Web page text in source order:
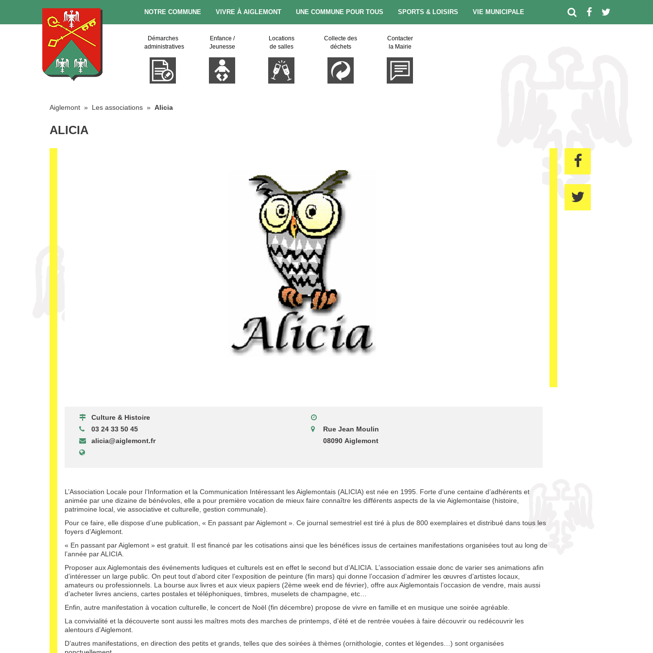
NOTRE COMMUNE VIVRE À AIGLEMONT UNE COMMUNE POUR TOUS SPORTS & LOISIRS VIE MUNICIPALE
Démarches
administratives
Enfance /
Jeunesse
Locations
de salles
Collecte des
déchets
Contacter
la Mairie
Aiglemont » Les associations » Alicia
ALICIA
Culture & Histoire
03 24 33 50 45
alicia@aiglemont.fr
Rue Jean Moulin
08090 Aiglemont
L’Association Locale pour l’Information et la Communication Intéressant les Aiglemontais (ALICIA) est née en 1995. Forte d’une centaine d’adhérents et
animée par une dizaine de bénévoles, elle a pour première vocation de mieux faire connaître les différents aspects de la vie Aiglemontaise (histoire,
patrimoine local, vie associative et culturelle, gestion communale).
Pour ce faire, elle dispose d’une publication, « En passant par Aiglemont ». Ce journal semestriel est tiré à plus de 800 exemplaires et distribué dans tous les
foyers d’Aiglemont.
« En passant par Aiglemont » est gratuit. Il est financé par les cotisations ainsi que les bénéfices issus de certaines manifestations organisées tout au long de
l’année par ALICIA.
Proposer aux Aiglemontais des événements ludiques et culturels est en effet le second but d’ALICIA. L’association essaie donc de varier ses animations afin
d’intéresser un large public. On peut tout d’abord citer l’exposition de peinture (fin mars) qui donne l’occasion d’admirer les œuvres d’artistes locaux,
amateurs ou professionnels. La bourse aux livres et aux vieux papiers (2ème week end de février), offre aux Aiglemontais l’occasion de vendre, mais aussi
d’acheter livres anciens, cartes postales et téléphoniques, timbres, muselets de champagne, etc…
Enfin, autre manifestation à vocation culturelle, le concert de Noël (fin décembre) propose de vivre en famille et en musique une soirée agréable.
La convivialité et la découverte sont aussi les maîtres mots des marches de printemps, d’été et de rentrée vouées à faire découvrir ou redécouvrir les
alentours d’Aiglemont.
D’autres manifestations, en direction des petits et grands, telles que des soirées à thèmes (ornithologie, contes et légendes…) sont organisées